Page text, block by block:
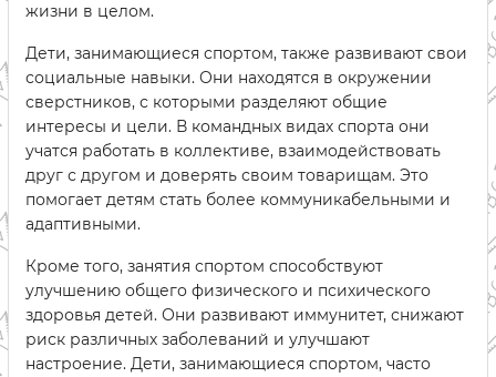
жизни в целом.
Дети, занимающиеся спортом, также развивают свои
социальные навыки. Они находятся в окружении
сверстников, с которыми разделяют общие
интересы и цели. В командных видах спорта они
учатся работать в коллективе, взаимодействовать
друг с другом и доверять своим товарищам. Это
помогает детям стать более коммуникабельными и
адаптивными.
Кроме того, занятия спортом способствуют
улучшению общего физического и психического
здоровья детей. Они развивают иммунитет, снижают
риск различных заболеваний и улучшают
настроение. Дети, занимающиеся спортом, часто